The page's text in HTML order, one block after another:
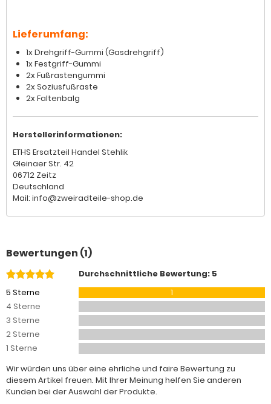
Lieferumfang:
1x Drehgriff-Gummi (Gasdrehgriff)
1x Festgriff-Gummi
2x Fußrastengummi
2x Soziusfußraste
2x Faltenbalg
Herstellerinformationen:
ETHS Ersatzteil Handel Stehlik
Gleinaer Str. 42
06712 Zeitz
Deutschland
Mail: info@zweiradteile-shop.de
Bewertungen (1)
Durchschnittliche Bewertung: 5
5 Sterne
1
4 Sterne
3 Sterne
2 Sterne
1 Sterne
Wir würden uns über eine ehrliche und faire Bewertung zu
diesem Artikel freuen. Mit Ihrer Meinung helfen Sie anderen
Kunden bei der Auswahl der Produkte.